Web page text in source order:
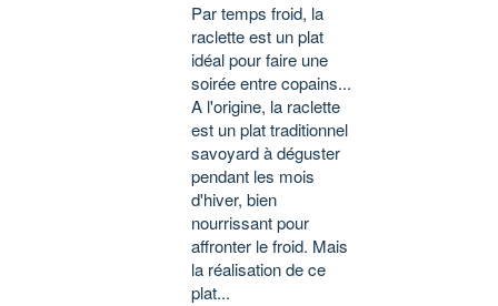
Par temps froid, la
raclette est un plat
idéal pour faire une
soirée entre copains...
A l'origine, la raclette
est un plat traditionnel
savoyard à déguster
pendant les mois
d'hiver, bien
nourrissant pour
affronter le froid. Mais
la réalisation de ce
plat...